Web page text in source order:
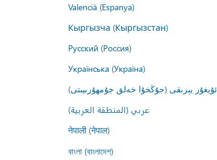
Valencià (Espanya)
Кыргызча (Кыргызстан)
Русский (Россия)
Українська (Україна)
ئۇيغۇر يېزىقى (جۇڭخۇا خەلق جۇمھۇرىيىتى)
عربي (المنطقة العربية)
नेपाली (नेपाल)
বাংলা (বাংলাদেশ)